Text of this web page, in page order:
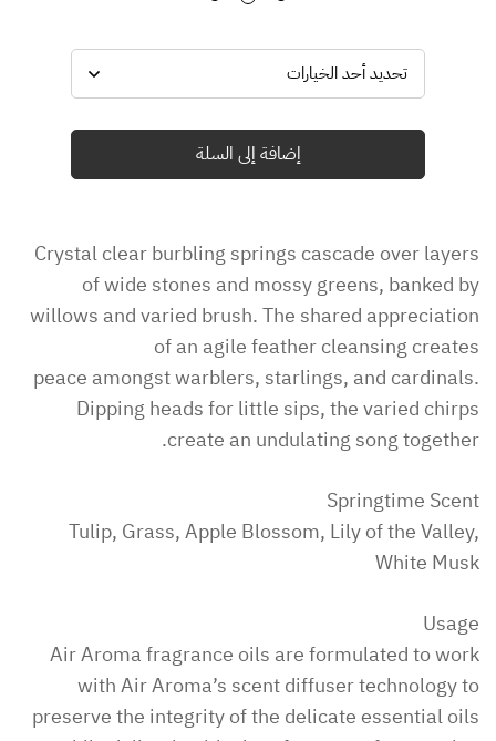
إضافة إلى السلة
Crystal clear burbling springs cascade over layers
of wide stones and mossy greens, banked by
willows and varied brush. The shared appreciation
of an agile feather cleansing creates
peace amongst warblers, starlings, and cardinals.
Dipping heads for little sips, the varied chirps
create an undulating song together.
Springtime Scent
Tulip, Grass, Apple Blossom, Lily of the Valley,
White Musk
Usage
Air Aroma fragrance oils are formulated to work
with Air Aroma’s scent diffuser technology to
preserve the integrity of the delicate essential oils